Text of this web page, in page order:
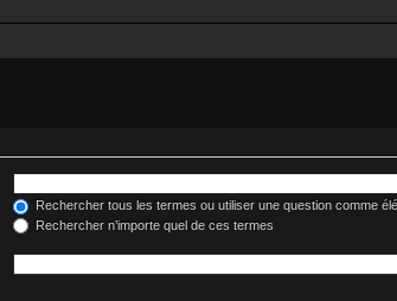
Rechercher tous les termes ou utiliser une question comme
Rechercher n’importe quel de ces termes